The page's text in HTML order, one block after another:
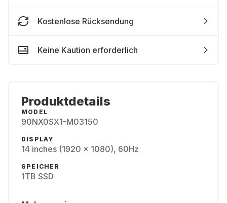
Kostenlose Rücksendung
Keine Kaution erforderlich
Produktdetails
MODEL
90NX0SX1-M03150
DISPLAY
14 inches (1920 x 1080), 60Hz
SPEICHER
1TB SSD